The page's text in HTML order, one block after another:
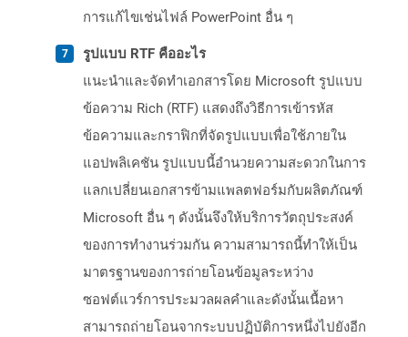
การแก้ไขเช่นไฟล์ PowerPoint อื่น ๆ
รูปแบบ RTF คืออะไร
แนะนำและจัดทำเอกสารโดย Microsoft รูปแบบ
ข้อความ Rich (RTF) แสดงถึงวิธีการเข้ารหัส
ข้อความและกราฟิกที่จัดรูปแบบเพื่อใช้ภายใน
แอปพลิเคชัน รูปแบบนี้อำนวยความสะดวกในการ
แลกเปลี่ยนเอกสารข้ามแพลตฟอร์มกับผลิตภัณฑ์
Microsoft อื่น ๆ ดังนั้นจึงให้บริการวัตถุประสงค์
ของการทำงานร่วมกัน ความสามารถนี้ทำให้เป็น
มาตรฐานของการถ่ายโอนข้อมูลระหว่าง
ซอฟต์แวร์การประมวลผลคำและดังนั้นเนื้อหา
สามารถถ่ายโอนจากระบบปฏิบัติการหนึ่งไปยังอีก